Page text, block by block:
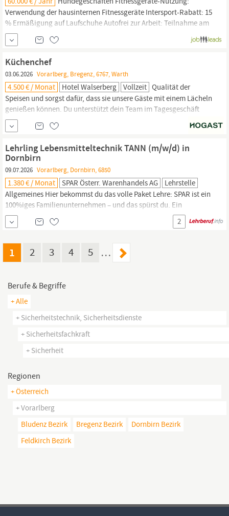
Verwendung der hausinternen Fitnessgeräte Intersport-Rabatt: 15
% Ermäßigung auf Laufschuhe Autofrei zur Arbeit: Teilnahme am
Gewinnspiel für umweltfreundliche Mobilität Sie sind wie wir,
näher am Menschen? Dann freuen wir uns auf Ihre Bewerbung!
Küchenchef
03.06.2026 Vorarlberg, Bregenz, 6767, Warth
4.500 € / Monat Hotel Walserberg Vollzeit Qualität der
Speisen und sorgst dafür, dass sie unsere Gäste mit einem Lächeln
genießen können. Du unterstützt dein Team im Tagesgeschäft
und arbeitest Hand in Hand – auch wenn’s mal stressig wird. Du
hältst dich selbstverständlich an alle Hygiene- und
in der Küche. Wir sind ein familiengeführtes
4-Sterne-Hotel mit rund 90 Betten...
Lehrling Lebensmitteltechnik TANN (m/w/d) in
Dornbirn
09.07.2026 Vorarlberg, Dornbirn, 6850
1.380 € / Monat SPAR Österr. Warenhandels AG
Lehrstelle
Allgemeines Hier bekommst du das volle Paket Lehre: SPAR ist ein
100%iges Familienunternehmen – und das spürst du. Ein
menschlicher Umgang und ein tolles Team treffen auf handfeste
Vorteile. Beim größten privaten Lehrlingsausbilder in Österreich
Lehrberufe.
2
1 2 3 4 5 …
Berufe & Begriffe
+ Alle
+ Sicherheitstechnik, Sicherheitsdienste
+ Sicherheitsfachkraft
+ Sicherheit
Regionen
+ Österreich
+ Vorarlberg
Bludenz Bezirk
Bregenz Bezirk
Dornbirn Bezirk
Feldkirch Bezirk